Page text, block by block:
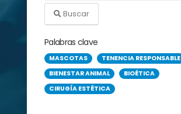
Buscar
Palabras clave
MASCOTAS
TENENCIA RESPONSABLE
BIENESTAR ANIMAL
BIOÉTICA
CIRUGÍA ESTÉTICA